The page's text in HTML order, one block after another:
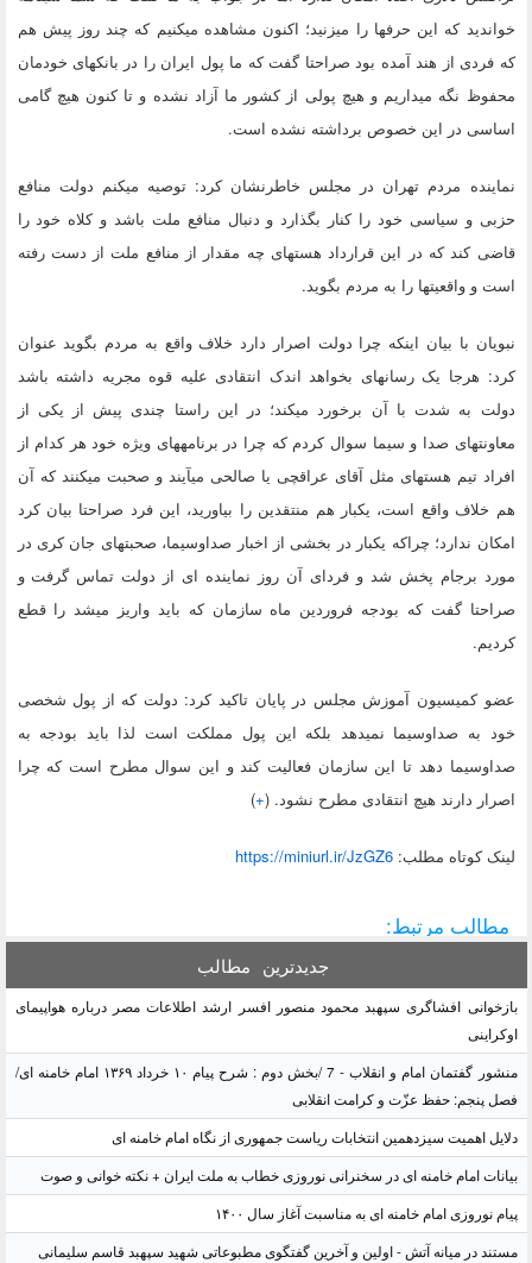
خواندید که این حرف‎ها را می‎زنید؛ اکنون مشاهده می‎کنیم که چند روز پیش هم
که فردی از هند آمده بود صراحتا گفت که ما پول ایران را در بانک‎های خودمان
محفوظ نگه می‎داریم و هیچ پولی از کشور ما آزاد نشده و تا کنون هیچ گامی
اساسی در این خصوص برداشته نشده است.
نماینده مردم تهران در مجلس خاطر‎نشان کرد: توصیه می‎کنم دولت منافع
حزبی و سیاسی خود را کنار بگذارد و دنبال منافع ملت باشد و کلاه خود را
قاضی کند که در این قرارداد هسته‎ای چه مقدار از منافع ملت از دست رفته
است و واقعیت‎ها را به مردم بگوید.
نبویان با بیان اینکه چرا دولت اصرار دارد خلاف واقع به مردم بگوید عنوان
کرد: هرجا یک رسانه‎ای بخواهد اندک انتقادی علیه قوه مجریه داشته باشد
دولت به شدت با آن برخورد می‎کند؛ در این راستا چندی پیش از یکی از
معاونت‎های صدا و سیما سوال کردم که چرا در برنامه‎های ویژه خود هر کدام از
افراد تیم هسته‎ای مثل آقای عراقچی یا صالحی می‎آیند و صحبت‎ می‎کنند که آن
هم خلاف واقع است، یکبار هم منتقدین را بیاورید، این فرد صراحتا بیان کرد
امکان ندارد؛ چراکه یکبار در بخشی از اخبار صداوسیما، صحبتهای جان کری در
مورد برجام پخش شد و فردای آن روز نماینده ای از دولت تماس گرفت و
صراحتا گفت که بودجه فروردین ماه سازمان که باید واریز میشد را قطع
کردیم.
عضو کمیسیون آموزش مجلس در پایان تاکید کرد: دولت که از پول شخصی
خود به صداوسیما نمی‎دهد بلکه این پول مملکت است لذا باید بودجه به
صداوسیما دهد تا این سازمان فعالیت کند و این سوال مطرح است که چرا
اصرار دارند هیچ انتقادی مطرح نشود. (+
)
لينک کوتاه مطلب:https://miniurl.ir/JzGZ6
مطالب مرتبط:
جدیدترین مطالب
بازخوانی افشاگری سپهبد محمود منصور افسر ارشد اطلاعات مصر درباره هواپیمای
اوکراینی
منشور گفتمان امام و انقلاب - 7 /بخش دوم : شرح پیام ۱۰ خرداد ۱۳۶۹ امام خامنه ای/
فصل پنجم: حفظ عزّت و کرامت انقلابی
دلایل اهمیت سیزدهمین انتخابات ریاست جمهوری از نگاه امام خامنه ای
بیانات امام خامنه ای در سخنرانی نوروزی خطاب به ملت ایران + نکته خوانی و صوت
پیام نوروزی امام خامنه ای به مناسبت آغاز سال ۱۴۰۰
مستند در میانه آتش - اولین و آخرین گفتگوی مطبوعاتی شهید سپهبد قاسم سلیمانی